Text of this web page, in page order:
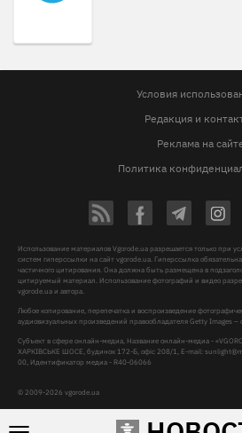
Условия
Редакция и
Реклама на
Политика
© 2009-2026 vgorode.ua
Использование материалов Vgorode.ua разрешается только при
систем гиперссылки на сайт vgorode.ua. Гиперссылка
частичного цитирования. Она должна быть размещена в
цитируемый материал. Использование фотографий и видео
vgorode.ua и автора.
Любое копирование, перепечатка и воспроизведение
аудиовизуальных произведений правообладателя Getty Images –
Субъект в сфере онлайн-медиа, Название онлайн-медиа -
ХАРКІВСЬКЕ ШОСЕ, будинок 172-Б, офіс 208/1, E-mail:
00, Идентификатор медиа - R40-06066